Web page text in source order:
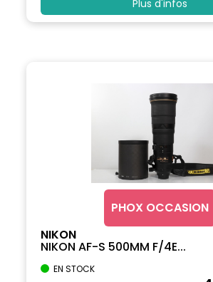
Plus d'infos
PHOX OCCASION
NIKON
NIKON AF-S 500MM F/4E...
EN STOCK